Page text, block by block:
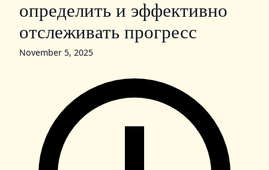
определить и эффективно
отслеживать прогресс
November 5, 2025